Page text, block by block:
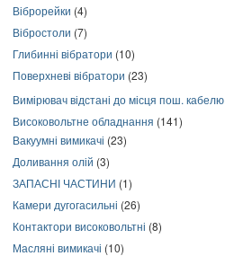
Віброрейки (4)
Вібростоли (7)
Глибинні вібратори (10)
Поверхневі вібратори (23)
Вимірювач відстані до місця пош. кабелю
Високовольтне обладнання (141)
Вакуумні вимикачі (23)
Доливання олій (3)
ЗАПАСНІ ЧАСТИНИ (1)
Камери дугогасильні (26)
Контактори високовольтні (8)
Масляні вимикачі (10)